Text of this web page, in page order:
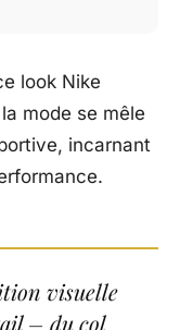
look Nike
mode se mêle
incarnant
visuelle
– du col